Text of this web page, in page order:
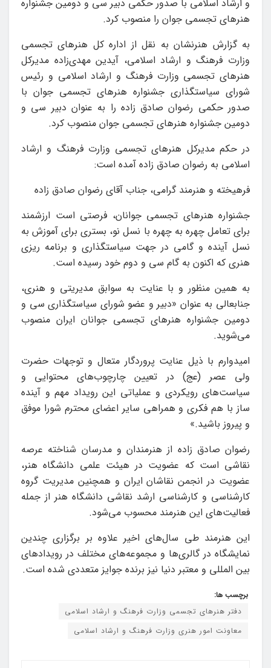
و ارشاد اسلامی با صدور حکمی دبیر سی و دومین جشنواره
هنرهای تجسمی جوان را منصوب کرد.
به گزارش هنرنشان به نقل از اداره کل هنرهای تجسمی
وزارت فرهنگ و ارشاد اسلامی، آیدین مهدی‌زاده مدیرکل
هنرهای تجسمی وزارت فرهنگ و ارشاد اسلامی و رئیس
شورای سیاستگذاری جشنواره هنرهای تجسمی جوان با
صدور حکمی رضوان صادق زاده را به عنوان دبیر سی و
دومین جشنواره هنرهای تجسمی جوان منصوب کرد.
در حکم مدیرکل هنرهای تجسمی وزارت فرهنگ و ارشاد
اسلامی به رضوان صادق زاده آمده است:
فرهیخته و هنرمند گرامی، جناب آقای رضوان صادق زاده
جشنواره هنرهای تجسمی جوانان، فرصتی است ارزشمند
برای تعامل چهره به چهره با نسل نو، بستری برای آموزش به
نسل آینده و گامی در جهت سیاستگذاری و برنامه ریزی
هنری که اکنون به گام سی و دوم خود رسیده است.
به همین منظور و با عنایت به سوابق مدیریتی و هنری،
جنابعالی به عنوان «دبیر و عضو شورای سیاستگذاری سی و
دومین جشنواره هنرهای تجسمی جوانان ایران منصوب
می‌شوید.
امیدوارم با ذیل عنایت پروردگار متعال و توجهات حضرت
ولی عصر (عج) در تعیین چارچوب‌های محتوایی و
سیاست‌های رویکردی و عملیاتی این رویداد مهم و آینده
ساز با هم فکری و همراهی سایر اعضای محترم شورا موفق
و پیروز باشید.»
رضوان صادق زاده از هنرمندان و مدرسان شناخته عرصه
نقاشی است که عضویت در هیئت علمی دانشگاه هنر،
عضویت در انجمن نقاشان ایران و همچنین مدیریت گروه
کارشناسی و کارشناسی ارشد نقاشی دانشگاه هنر از جمله
فعالیت‌های این هنرمند محسوب می‌شود.
این هنرمند طی سال‌های اخیر علاوه بر برگزاری چندین
نمایشگاه در گالری‌ها و مجموعه‌های مختلف در رویدادهای
بین المللی و معتبر دنیا نیز برنده جوایز متعددی شده است.
برچسب ها:
دفتر هنرهای تجسمی وزارت فرهنگ و ارشاد اسلامی
معاونت امور هنری وزارت فرهنگ و ارشاد اسلامی